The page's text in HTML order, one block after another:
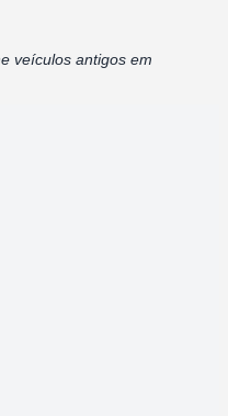
veículos antigos em